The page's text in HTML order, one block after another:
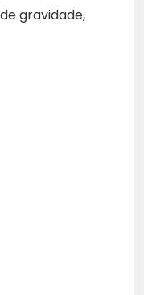
gravidade,